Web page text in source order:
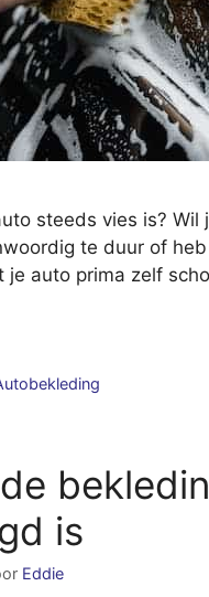
steeds vies is?
te duur of
je auto prima zelf
is
Eddie